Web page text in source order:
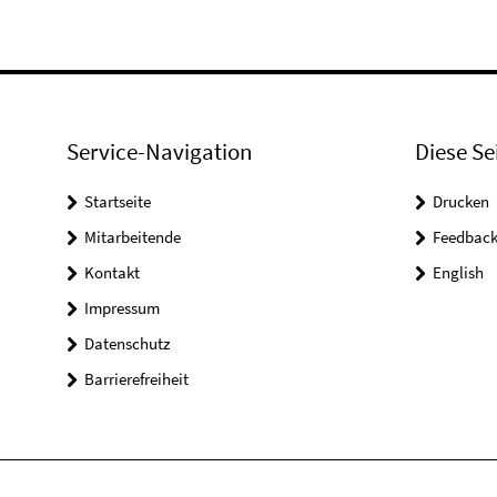
Service-Navigation
Startseite
Mitarbeitende
Kontakt
Impressum
Datenschutz
Barrierefreiheit
Diese
Drucken
Feedback
English